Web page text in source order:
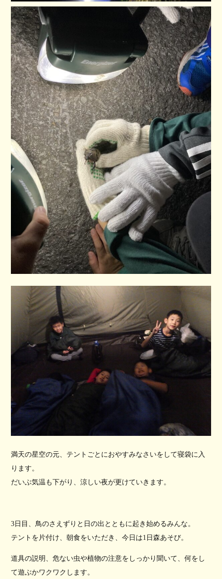
満天の星空の元、テントごとにおやすみなさいをして寝袋に入
ります。
だいぶ気温も下がり、涼しい夜が更けていきます。
3日目、鳥のさえずりと日の出とともに起き始めるみんな。
テントを片付け、朝食をいただき、今日は1日森あそび。
道具の説明、危ない虫や植物の注意をしっかり聞いて、何をし
て遊ぶかワクワクします。